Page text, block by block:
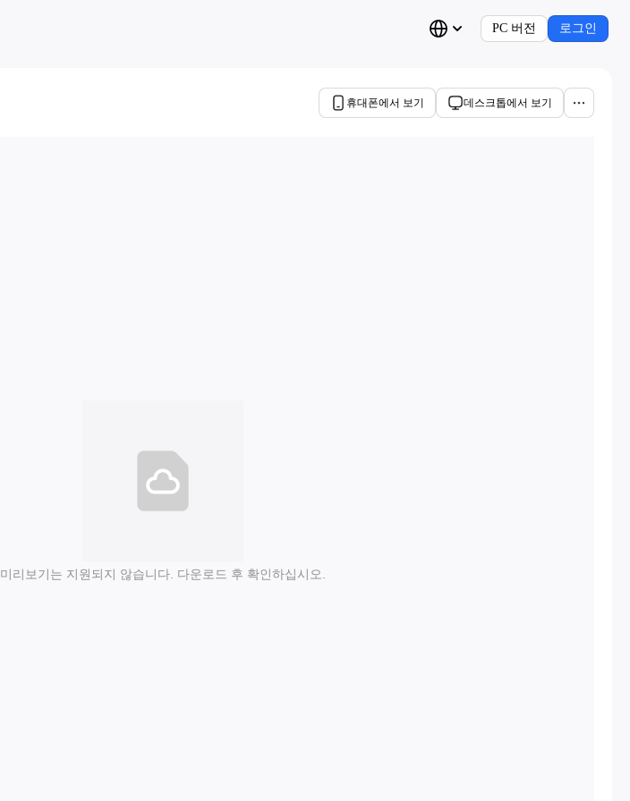
PC 버전 로그인
휴대폰에서 보기 데스크톱에서 보기
미리보기는 지원되지 않습니다. 다운로드 후 확인하십시오.